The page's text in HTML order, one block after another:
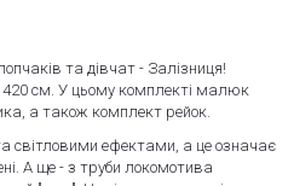
та дівчат - Залізниця!
420 см. У цьому комплекті малюк
а також комплект рейок.
світловими ефектами, а це означає
А ще - з труби локомотива